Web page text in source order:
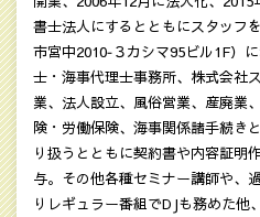
書士法人にするとともにスタッフ
市宮中2010‐３カシマ95ビル1F）
士・海事代理士事務所、株式会社
業、法人設立、風俗営業、産廃業
険・労働保険、海事関係諸手続き
り扱うとともに契約書や内容証明
与。その他各種セミナー講師や、
りレギュラー番組でDJも務めた